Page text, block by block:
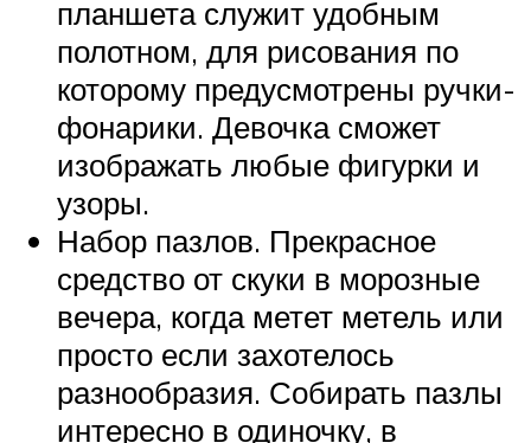
планшета служит удобным
полотном, для рисования по
которому предусмотрены ручки-
фонарики. Девочка сможет
изображать любые фигурки и
узоры.
Набор пазлов. Прекрасное
средство от скуки в морозные
вечера, когда метет метель или
просто если захотелось
разнообразия. Собирать пазлы
интересно в одиночку, в